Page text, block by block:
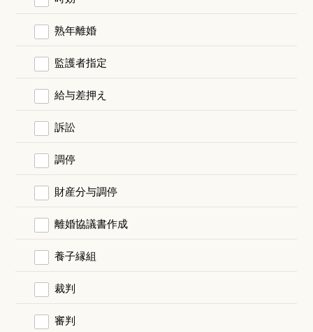
熟年離婚
監護者指定
給与差押え
訴訟
調停
財産分与調停
離婚協議書作成
養子縁組
裁判
審判